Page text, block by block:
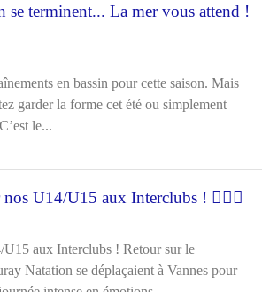
terminent... La mer vous attend !
en bassin pour cette saison. Mais
garder la forme cet été ou simplement
le...
U14/U15 aux Interclubs ! 🏊‍♂️🎉
aux Interclubs ! Retour sur le
Natation se déplaçaient à Vannes pour